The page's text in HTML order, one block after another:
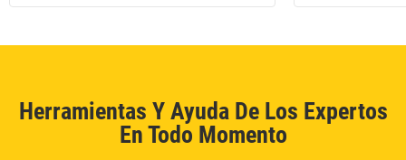
Herramientas Y Ayuda De Los Expertos
En Todo Momento